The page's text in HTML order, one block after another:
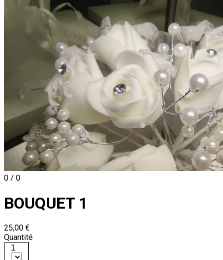
0 / 0
BOUQUET 1
25,00 €
Quantité
1